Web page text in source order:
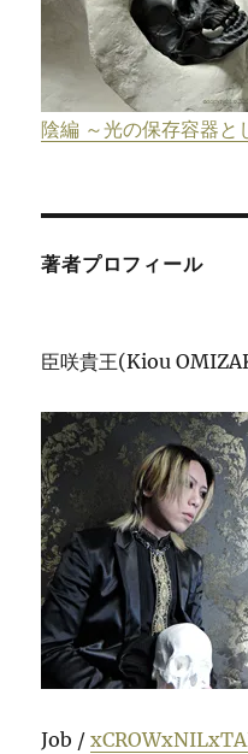
陰編 ～光の保存容器と
著者プロフィール
臣咲貴王(Kiou
Job /